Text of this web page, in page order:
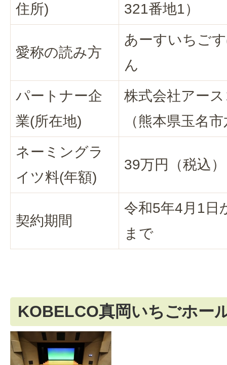
住所)
321番地1）
愛称の読み方
あーすいちご
ん
パートナー企
業(所在地)
株式会社アー
（熊本県玉名
ネーミングラ
イツ料(年額)
39万円（税込）
契約期間
令和5年4月1日
まで
KOBELCO真岡いちごホー